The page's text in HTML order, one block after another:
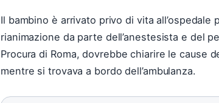
Il bambino è arrivato privo di vita
rianimazione da parte dell’anestesista e del
Procura di Roma, dovrebbe chiarire le cause
mentre si trovava a bordo dell’ambulanza.